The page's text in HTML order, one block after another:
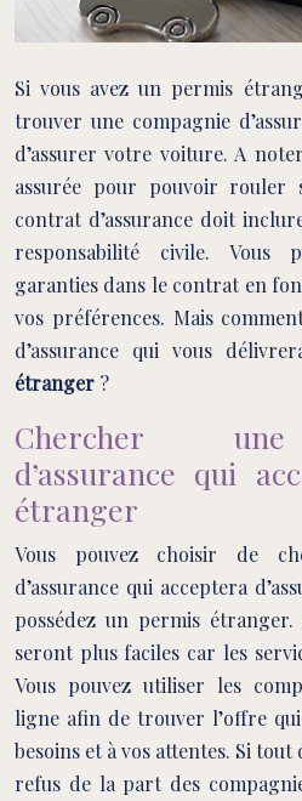
Si vous avez un permis
trouver une compagnie
d’assurer votre voiture. A
assurée pour pouvoir rouler
contrat d’assurance doit
responsabilité civile. Vous
garanties dans le contrat en
vos préférences. Mais
d’assurance qui vous
étranger ?
Chercher
d’assurance qui
étranger
Vous pouvez choisir de
d’assurance qui acceptera
possédez un permis
seront plus faciles car les
Vous pouvez utiliser les
ligne afin de trouver l’offre
besoins et à vos attentes. Si tout
refus de la part des